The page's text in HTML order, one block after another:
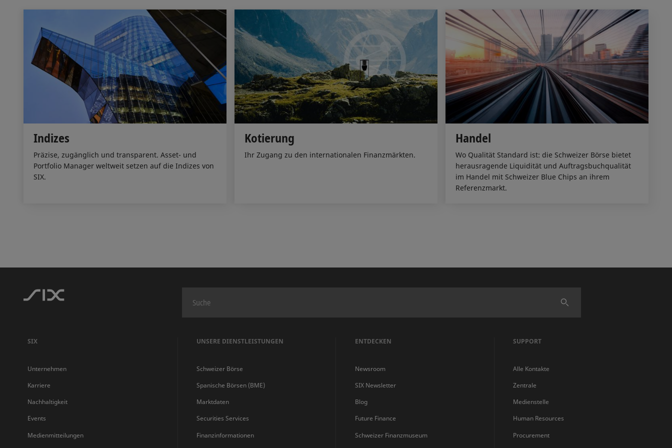
Indizes
Präzise, zugänglich und transparent. Asset- und
Portfolio Manager weltweit setzen auf die Indizes von
SIX.
Kotierung
Ihr Zugang zu den internationalen Finanzmärkten.
Handel
Wo Qualität Standard ist: die Schweizer Börse bietet
herausragende Liquidität und Auftragsbuchqualität
im Handel mit Schweizer Blue Chips an ihrem
Referenzmarkt.
Finden
SIX
Unternehmen
Karriere
Nachhaltigkeit
Events
Medienmitteilungen
UNSERE DIENSTLEISTUNGEN
Schweizer Börse
Spanische Börsen (BME)
Marktdaten
Securities Services
Finanzinformationen
ENTDECKEN
Newsroom
SIX Newsletter
Blog
Future Finance
Schweizer Finanzmuseum
SUPPORT
Alle Kontakte
Zentrale
Medienstelle
Human Resources
Procurement